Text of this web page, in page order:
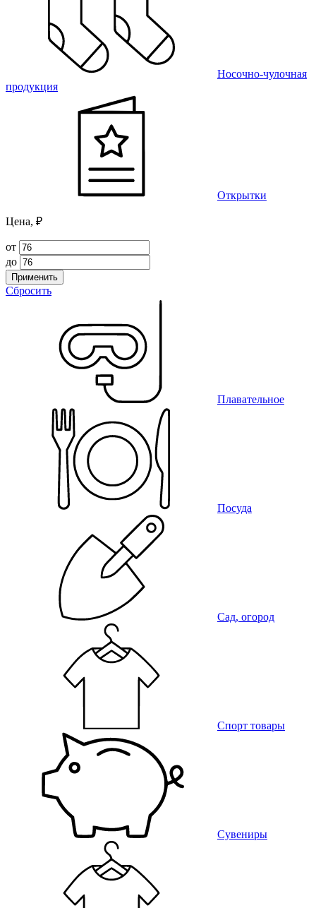
Носочно-чулочная
продукция
Открытки
Цена, ₽
от
до
Применить
Сбросить
Плавательное
Посуда
Сад, огород
Спорт товары
Сувениры